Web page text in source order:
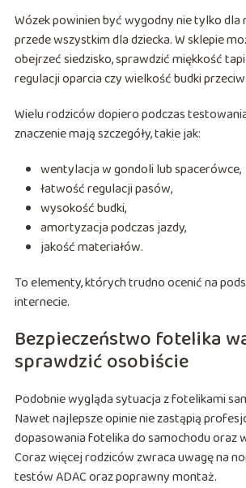
Wózek powinien być wygodny nie tylko dla
przede wszystkim dla dziecka. W sklepie
obejrzeć siedzisko, sprawdzić miękkość
regulacji oparcia czy wielkość budki
Wielu rodziców dopiero podczas
znaczenie mają szczegóły, takie jak:
wentylacja w gondoli lub spacerówce,
łatwość regulacji pasów,
wysokość budki,
amortyzacja podczas jazdy,
jakość materiałów.
To elementy, których trudno ocenić na
internecie.
Bezpieczeństwo fotelika
sprawdzić osobiście
Podobnie wygląda sytuacja z fotelikami
Nawet najlepsze opinie nie zastąpią
dopasowania fotelika do samochodu oraz
Coraz więcej rodziców zwraca uwagę na
testów ADAC oraz poprawny montaż.